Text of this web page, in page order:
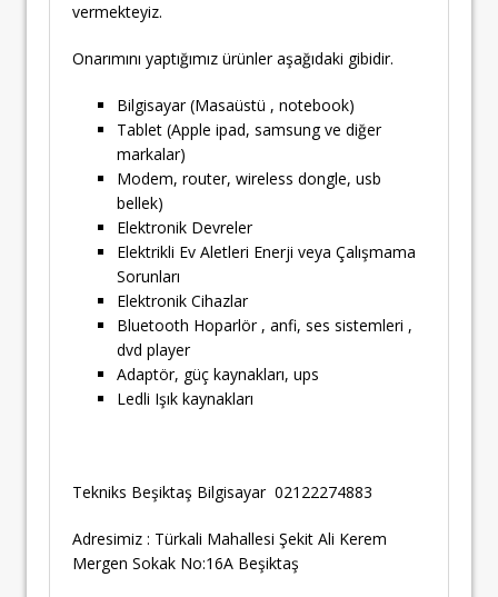
vermekteyiz.
Onarımını yaptığımız ürünler aşağıdaki gibidir.
Bilgisayar (Masaüstü , notebook)
Tablet (Apple ipad, samsung ve diğer
markalar)
Modem, router, wireless dongle, usb
bellek)
Elektronik Devreler
Elektrikli Ev Aletleri Enerji veya Çalışmama
Sorunları
Elektronik Cihazlar
Bluetooth Hoparlör , anfi, ses sistemleri ,
dvd player
Adaptör, güç kaynakları, ups
Ledli Işık kaynakları
Tekniks Beşiktaş Bilgisayar 02122274883
Adresimiz : Türkali Mahallesi Şekit Ali Kerem
Mergen Sokak No:16A Beşiktaş